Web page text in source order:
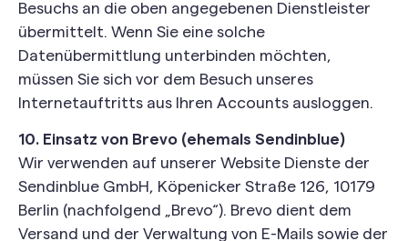
Besuchs an die oben angegebenen Dienstleister
übermittelt. Wenn Sie eine solche
Datenübermittlung unterbinden möchten,
müssen Sie sich vor dem Besuch unseres
Internetauftritts aus Ihren Accounts ausloggen.
10. Einsatz von Brevo (ehemals Sendinblue)
Wir verwenden auf unserer Website Dienste der
Sendinblue GmbH, Köpenicker Straße 126, 10179
Berlin (nachfolgend „Brevo“). Brevo dient dem
Versand und der Verwaltung von E-Mails sowie der